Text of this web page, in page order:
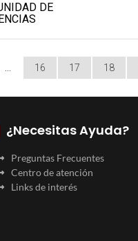
DE
16 17 18
¿Necesitas Ayuda?
Preguntas Frecuentes
Centro de atención
Links de interés